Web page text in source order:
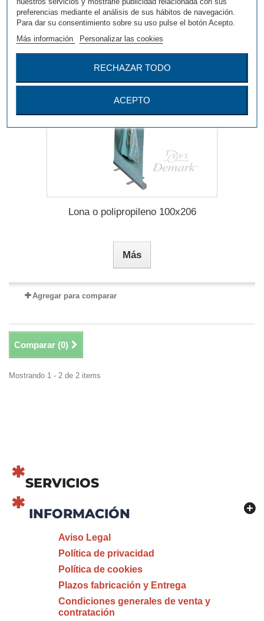
preferencias mediante el análisis de sus hábitos de navegación.
Para dar su consentimiento sobre su uso pulse el botón Acepto.
Más información
Personalizar las cookies
RECHAZAR TODO
ACEPTO
Agregar para comparar
Lona o polipropileno 100x206
Más
Agregar para comparar
Comparar (0)
Mostrando 1 - 2 de 2 items
SERVICIOS
INFORMACIÓN
Aviso Legal
Política de privacidad
Política de cookies
Plazos fabricación y Entrega
Condiciones generales de venta y
contratación